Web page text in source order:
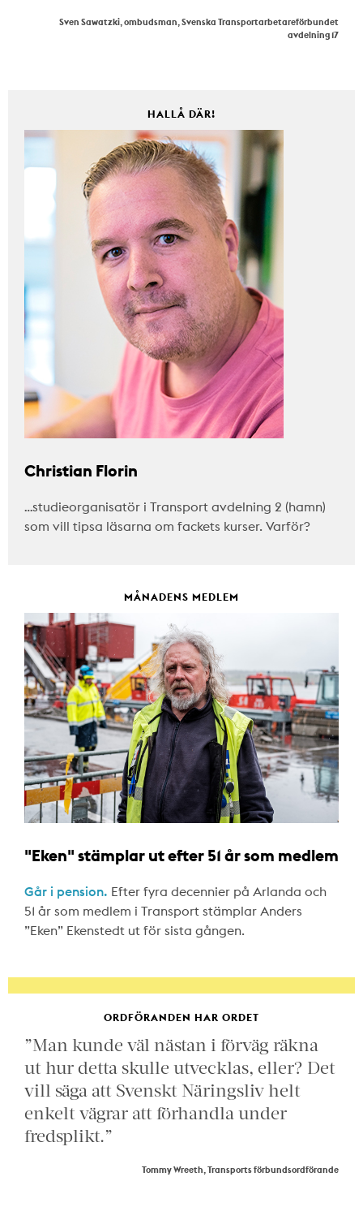
Sven Sawatzki, ombudsman, Svenska Transportarbetareförbundet
avdelning 17
HALLÅ DÄR!
Christian Florin
…studieorganisatör i Transport avdelning 2 (hamn)
som vill tipsa läsarna om fackets kurser. Varför?
MÅNADENS MEDLEM
"Eken" stämplar ut efter 51 år som medlem
Går i pension. Efter fyra decennier på Arlanda och
51 år som medlem i Transport stämplar Anders
”Eken” Ekenstedt ut för sista gången.
ORDFÖRANDEN HAR ORDET
”Man kunde väl nästan i förväg räkna
ut hur detta skulle utvecklas, eller? Det
vill säga att Svenskt Näringsliv helt
enkelt vägrar att förhandla under
fredsplikt.”
Tommy Wreeth, Transports förbundsordförande